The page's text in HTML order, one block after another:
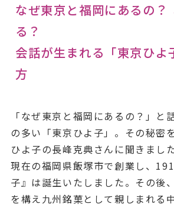
なぜ東京と福岡にあるの？
る？
会話が生まれる「東京ひよ
方
「なぜ東京と福岡にあるの？」と
の多い「東京ひよ子」。その秘密
ひよ子の長峰克典さんに聞きまし
現在の福岡県飯塚市で創業し、
子』は誕生いたしました。その後
を構え九州銘菓として親しまれる